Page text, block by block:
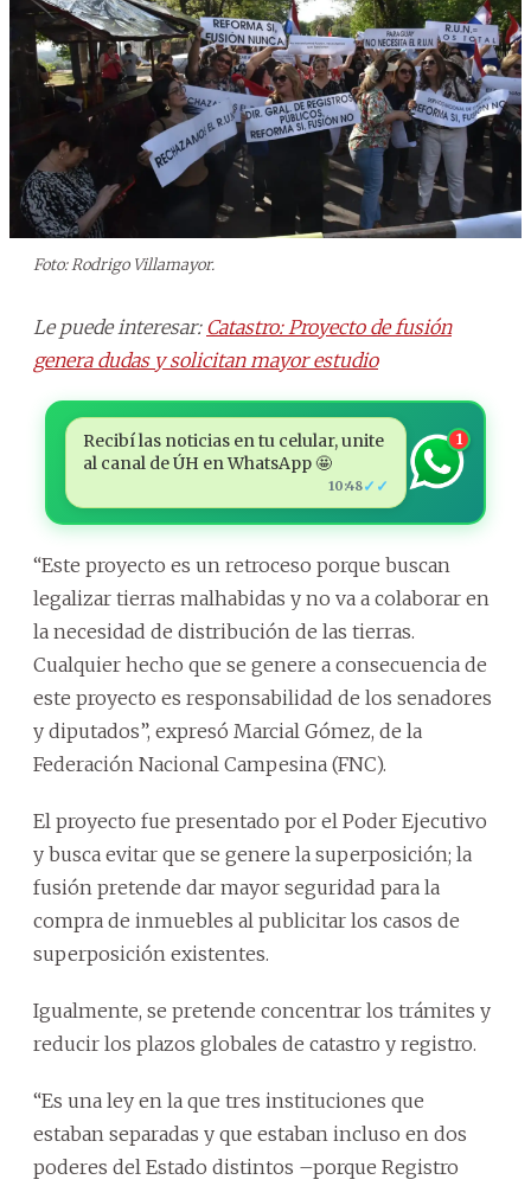
Foto: Rodrigo Villamayor.
Le puede interesar: Catastro: Proyecto de fusión
genera dudas y solicitan mayor estudio
Recibí las noticias en tu celular, unite
al canal de ÚH en WhatsApp 🤩
10:48✓✓
1
“Este proyecto es un retroceso porque buscan
legalizar tierras malhabidas y no va a colaborar en
la necesidad de distribución de las tierras.
Cualquier hecho que se genere a consecuencia de
este proyecto es responsabilidad de los senadores
y diputados”, expresó Marcial Gómez, de la
Federación Nacional Campesina (FNC).
El proyecto fue presentado por el Poder Ejecutivo
y busca evitar que se genere la superposición; la
fusión pretende dar mayor seguridad para la
compra de inmuebles al publicitar los casos de
superposición existentes.
Igualmente, se pretende concentrar los trámites y
reducir los plazos globales de catastro y registro.
“Es una ley en la que tres instituciones que
estaban separadas y que estaban incluso en dos
poderes del Estado distintos –porque Registro